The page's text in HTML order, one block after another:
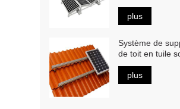
plus
Système de
de toit en tuile
plus